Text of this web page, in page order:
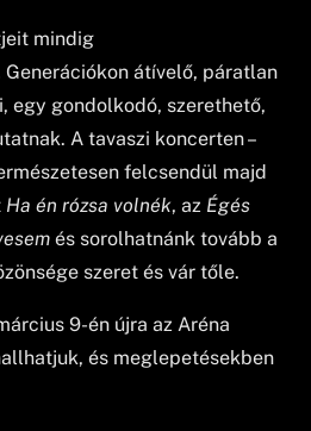
mindig
átívelő, páratlan
egy gondolkodó, szerethető,
A tavaszi koncerten –
felcsendül majd
Ha én rózsa volnék, az Égés
és sorolhatnánk tovább a
szeret és vár tőle.
9-én újra az Aréna
és meglepetésekben